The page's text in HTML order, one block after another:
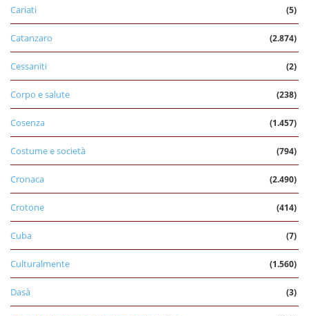
Cariati (5)
Catanzaro (2.874)
Cessaniti (2)
Corpo e salute (238)
Cosenza (1.457)
Costume e società (794)
Cronaca (2.490)
Crotone (414)
Cuba (7)
Culturalmente (1.560)
Dasà (3)